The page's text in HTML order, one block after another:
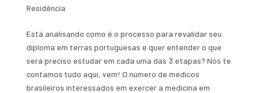
Residência
Está analisando como é o processo para revalidar seu
diploma em terras portuguesas e quer entender o que
será preciso estudar em cada uma das 3 etapas? Nós te
contamos tudo aqui, vem! O número de médicos
brasileiros interessados em exercer a medicina em